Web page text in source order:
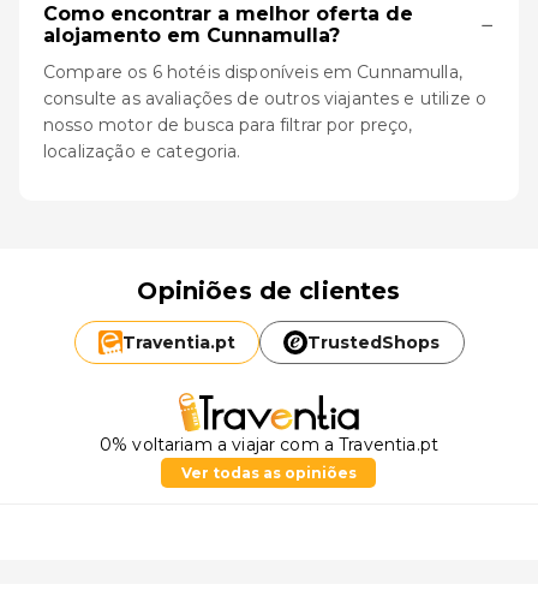
Como encontrar a melhor oferta de
alojamento em Cunnamulla?
−
Compare os 6 hotéis disponíveis em Cunnamulla,
consulte as avaliações de outros viajantes e utilize o
nosso motor de busca para filtrar por preço,
localização e categoria.
Opiniões de clientes
Traventia.pt TrustedShops
0% voltariam a viajar com a Traventia.pt
Ver todas as opiniões